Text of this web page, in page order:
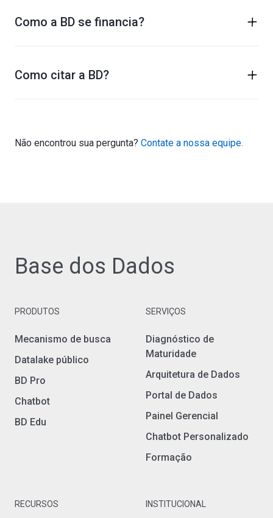
Como a BD se financia?
Como citar a BD?
Não encontrou sua pergunta? Contate a nossa equipe.
Base dos Dados
PRODUTOS
Mecanismo de busca
Datalake público
BD Pro
Chatbot
BD Edu
SERVIÇOS
Diagnóstico de
Maturidade
Arquitetura de Dados
Portal de Dados
Painel Gerencial
Chatbot Personalizado
Formação
RECURSOS INSTITUCIONAL